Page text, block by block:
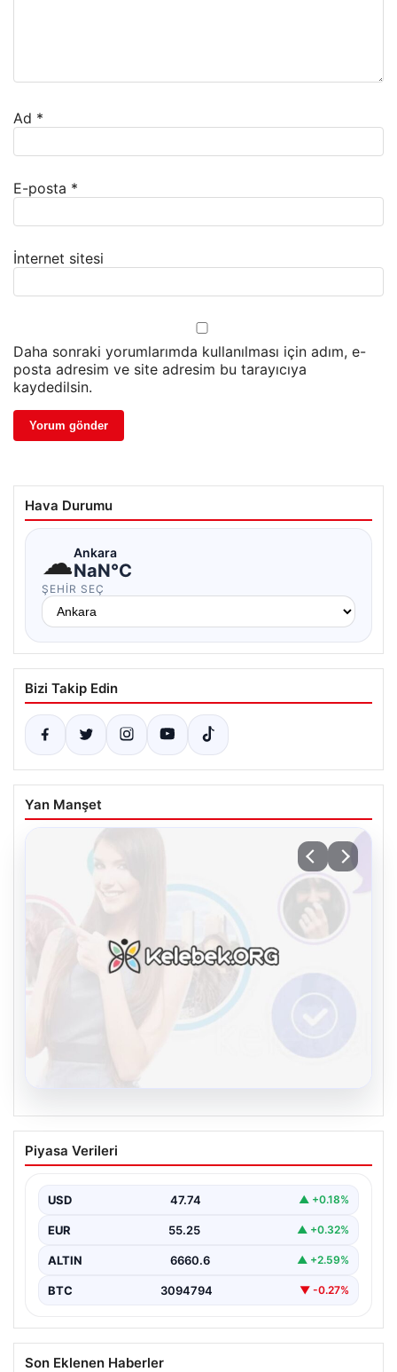
Ad *
E-posta *
İnternet sitesi
Daha sonraki yorumlarımda kullanılması için adım, e-
posta adresim ve site adresim bu tarayıcıya
kaydedilsin.
Hava Durumu
☁Ankara
NaN°C
ŞEHIR SEÇ
Bizi Takip Edin
Yan Manşet
Kelebek sohbet platformu İle Çevrim içi
İletişimin Güvenli Adresi Ve Muhabbet
İnternet dünyasında kullanıcıların güvenli bir biçimde
çeşitli…
Piyasa Verileri
USD 47.74 ▲ +0.18%
EUR 55.25 ▲ +0.32%
ALTIN 6660.6 ▲ +2.59%
BTC 3094794 ▼ -0.27%
Son Eklenen Haberler